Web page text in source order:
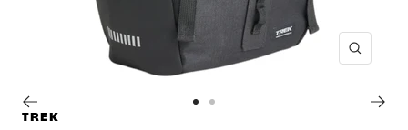
TREK